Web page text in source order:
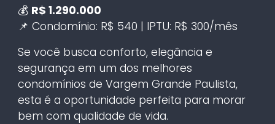
💰 R$ 1.290.000
📌 Condomínio: R$ 540 | IPTU: R$ 300/mês
Se você busca conforto, elegância e
segurança em um dos melhores
condomínios de Vargem Grande Paulista,
esta é a oportunidade perfeita para morar
bem com qualidade de vida.